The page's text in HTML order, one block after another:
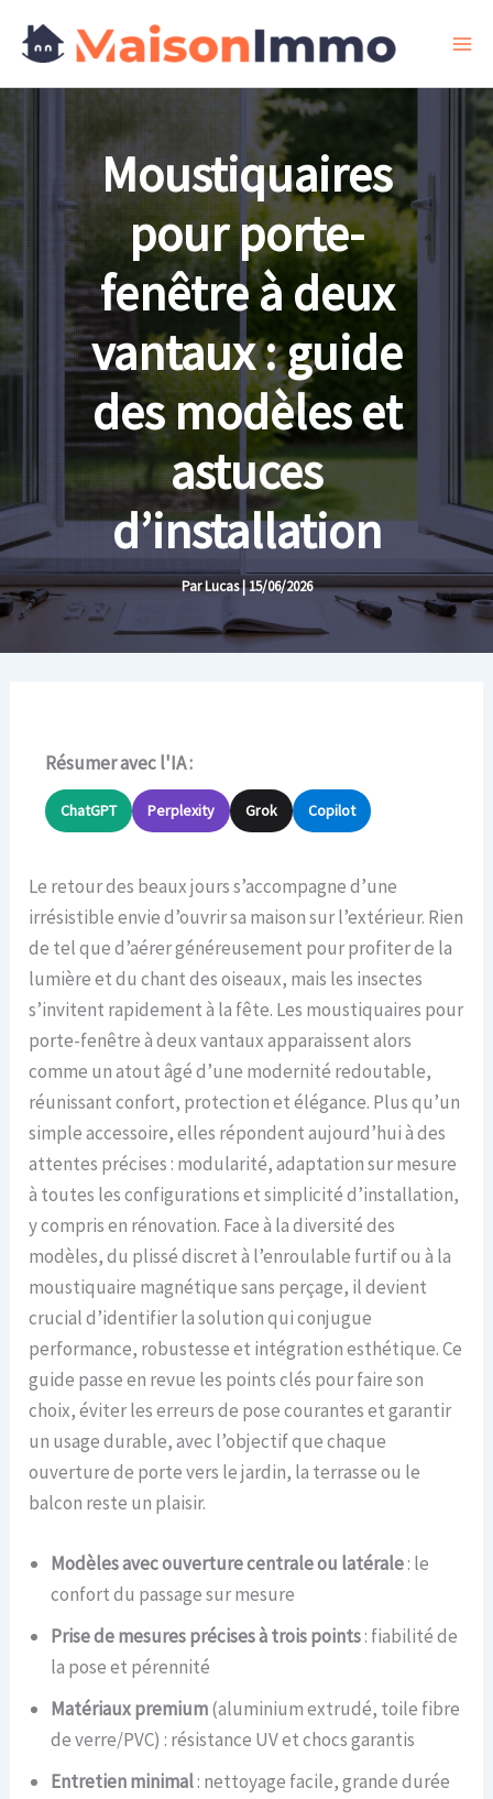
Moustiquaires
pour porte-
fenêtre à deux
vantaux : guide
des modèles et
astuces
d’installation
ParLucas|15/06/2026
Résumer avec l'IA :
ChatGPT Perplexity Grok Copilot
Le retour des beaux jours s’accompagne d’une
irrésistible envie d’ouvrir sa maison sur l’extérieur. Rien
de tel que d’aérer généreusement pour profiter de la
lumière et du chant des oiseaux, mais les insectes
s’invitent rapidement à la fête. Les moustiquaires pour
porte-fenêtre à deux vantaux apparaissent alors
comme un atout âgé d’une modernité redoutable,
réunissant confort, protection et élégance. Plus qu’un
simple accessoire, elles répondent aujourd’hui à des
attentes précises : modularité, adaptation sur mesure
à toutes les configurations et simplicité d’installation,
y compris en rénovation. Face à la diversité des
modèles, du plissé discret à l’enroulable furtif ou à la
moustiquaire magnétique sans perçage, il devient
crucial d’identifier la solution qui conjugue
performance, robustesse et intégration esthétique. Ce
guide passe en revue les points clés pour faire son
choix, éviter les erreurs de pose courantes et garantir
un usage durable, avec l’objectif que chaque
ouverture de porte vers le jardin, la terrasse ou le
balcon reste un plaisir.
Modèles avec ouverture centrale ou latérale: le
confort du passage sur mesure
Prise de mesures précises à trois points: fiabilité de
la pose et pérennité
Matériaux premium(aluminium extrudé, toile fibre
de verre/PVC) : résistance UV et chocs garantis
Entretien minimal: nettoyage facile, grande durée